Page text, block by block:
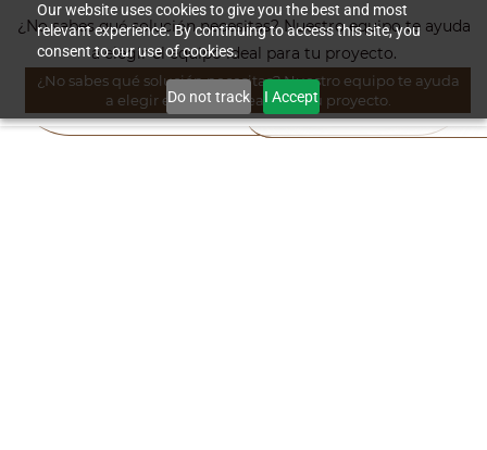
Our website uses cookies to give you the best and most
relevant experience. By continuing to access this site, you
consent to our use of cookies.
Do not track I Accept
Skip to
main
content
¿No sabes qué solución necesitas? Nuestro equipo te ayuda
a elegir el equipo ideal para tu proyecto.
¿No sabes qué solución necesitas? Nuestro equipo te ayuda
a elegir el equipo ideal para tu proyecto.